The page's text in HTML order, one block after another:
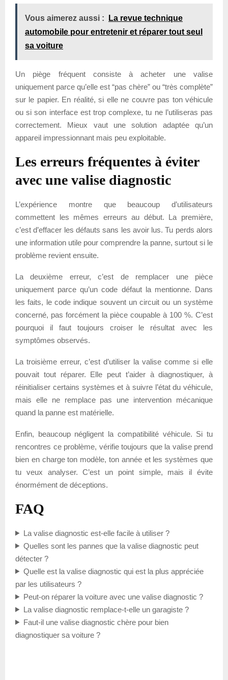
Vous aimerez aussi :
La revue technique
automobile pour entretenir et réparer tout seul
sa voiture
Un piège fréquent consiste à acheter une valise
uniquement parce qu’elle est “pas chère” ou “très complète”
sur le papier. En réalité, si elle ne couvre pas ton véhicule
ou si son interface est trop complexe, tu ne l’utiliseras pas
correctement. Mieux vaut une solution adaptée qu’un
appareil impressionnant mais peu exploitable.
Les erreurs fréquentes à éviter
avec une valise diagnostic
L’expérience montre que beaucoup d’utilisateurs
commettent les mêmes erreurs au début. La première,
c’est d’effacer les défauts sans les avoir lus. Tu perds alors
une information utile pour comprendre la panne, surtout si le
problème revient ensuite.
La deuxième erreur, c’est de remplacer une pièce
uniquement parce qu’un code défaut la mentionne. Dans
les faits, le code indique souvent un circuit ou un système
concerné, pas forcément la pièce coupable à 100 %. C’est
pourquoi il faut toujours croiser le résultat avec les
symptômes observés.
La troisième erreur, c’est d’utiliser la valise comme si elle
pouvait tout réparer. Elle peut t’aider à diagnostiquer, à
réinitialiser certains systèmes et à suivre l’état du véhicule,
mais elle ne remplace pas une intervention mécanique
quand la panne est matérielle.
Enfin, beaucoup négligent la compatibilité véhicule. Si tu
rencontres ce problème, vérifie toujours que la valise prend
bien en charge ton modèle, ton année et les systèmes que
tu veux analyser. C’est un point simple, mais il évite
énormément de déceptions.
FAQ
La valise diagnostic est-elle facile à utiliser ?
Quelles sont les pannes que la valise diagnostic peut
détecter ?
Quelle est la valise diagnostic qui est la plus appréciée
par les utilisateurs ?
Peut-on réparer la voiture avec une valise diagnostic ?
La valise diagnostic remplace-t-elle un garagiste ?
Faut-il une valise diagnostic chère pour bien
diagnostiquer sa voiture ?